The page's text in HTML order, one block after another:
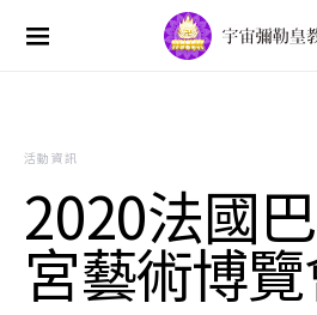
Search for:
活動資訊
2020法國
宮藝術博